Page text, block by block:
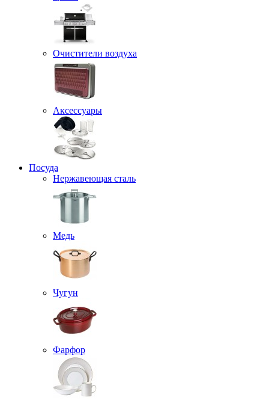
Очистители воздуха
Аксессуары
Посуда
Нержавеющая сталь
Медь
Чугун
Фарфор